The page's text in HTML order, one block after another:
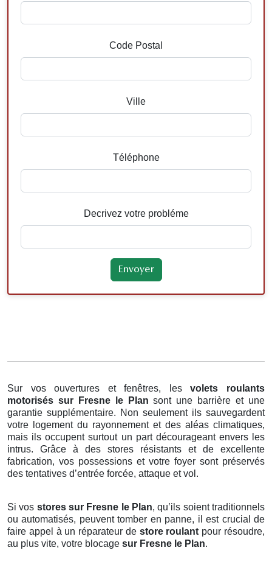
Code Postal
Ville
Téléphone
Decrivez votre probléme
Sur vos ouvertures et fenêtres, lesvolets roulants
motorisés sur Fresne le Plansont une barrière et une
garantie supplémentaire. Non seulement ils sauvegardent
votre logement du rayonnement et des aléas climatiques,
mais ils occupent surtout un part décourageant envers les
intrus. Grâce à des stores résistants et de excellente
fabrication, vos possessions et votre foyer sont préservés
des tentatives d’entrée forcée, attaque et vol.
Si vos stores sur Fresne le Plan, qu’ils soient traditionnels
ou automatisés, peuvent tomber en panne, il est crucial de
faire appel à un réparateur de store roulantpour résoudre,
au plus vite, votre blocage sur Fresne le Plan.